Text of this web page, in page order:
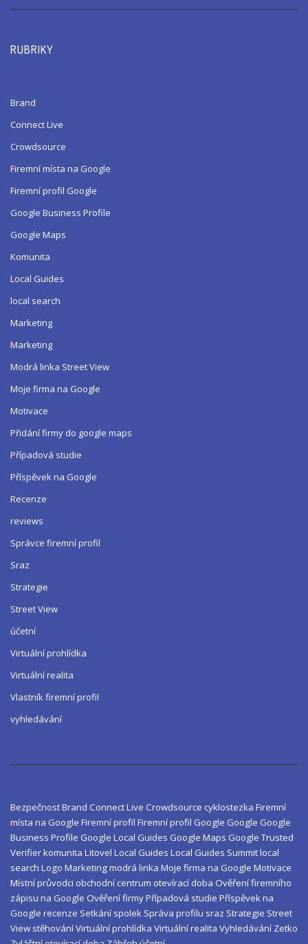
RUBRIKY
Brand
Connect Live
Crowdsource
Firemní místa na Google
Firemní profil Google
Google Business Profile
Google Maps
Komunita
Local Guides
local search
Marketing
Marketing
Modrá linka Street View
Moje firma na Google
Motivace
Přidání firmy do google maps
Případová studie
Příspěvek na Google
Recenze
reviews
Správce firemní profil
Sraz
Strategie
Street View
účetní
Virtuální prohlídka
Virtuální realita
Vlastník firemní profil
vyhledávání
BezpečnostBrand Connect Live Crowdsource cyklostezka Firemní
místa na Google Firemní profil Firemní profil Google Google Google
Business Profile Google Local Guides Google Maps Google Trusted
Verifierkomunita Litovel Local Guides Local Guides Summitlocal
search Logo Marketingmodrá linka Moje firma na Google Motivace
Místní průvodci obchodní centrum otevírací doba Ověření firemního
zápisu na Google Ověření firmyPřípadová studie Příspěvek na
Google recenze Setkání spolek Správa profilu sraz Strategie Street
View stěhováníVirtuální prohlídka Virtuální realita Vyhledávání Zetko